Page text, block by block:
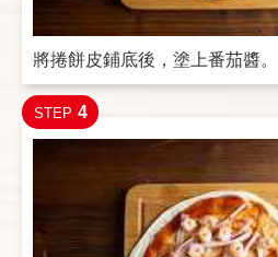
將捲餅皮鋪底後，塗上番茄醬。
STEP 4